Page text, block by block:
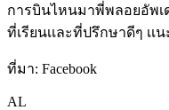
การบินไหนมาพี่พลอยอัพเ
ที่เรียนเเละที่ปรึกษาดีๆ เเ
ที่มา: Facebook
AL